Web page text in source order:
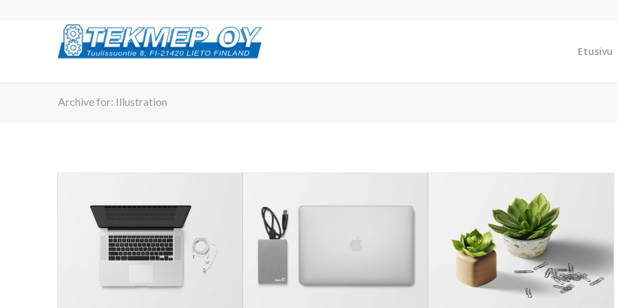
Etusivu
Archive for: Illustration